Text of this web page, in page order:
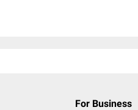
For Business